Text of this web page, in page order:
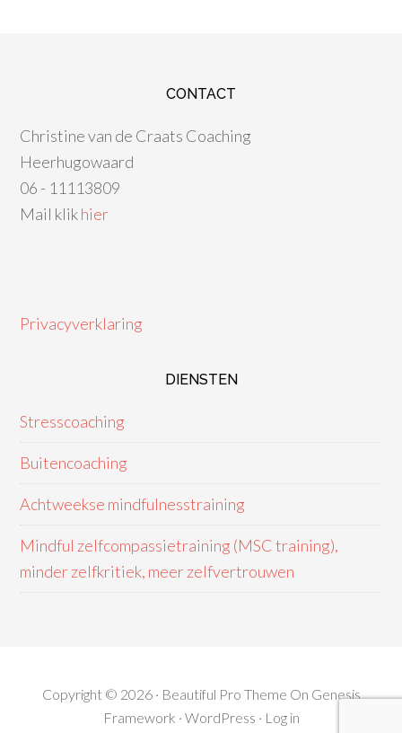
CONTACT
Christine van de Craats Coaching
Heerhugowaard
06 - 11113809
Mail klikhier
Privacyverklaring
DIENSTEN
Stresscoaching
Buitencoaching
Achtweekse mindfulnesstraining
Mindful zelfcompassietraining (MSC training),
minder zelfkritiek, meer zelfvertrouwen
Copyright © 2026 · Beautiful Pro Theme On Genesis
Framework · WordPress · Log in